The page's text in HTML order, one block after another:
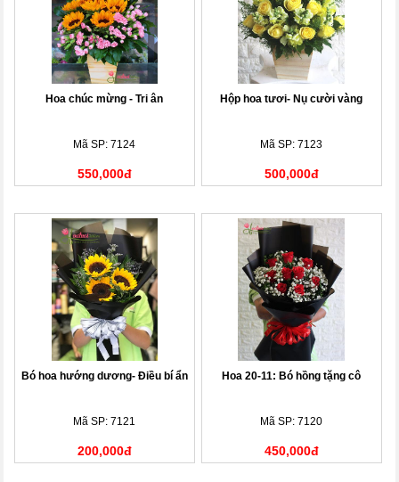
Hoa chúc mừng - Tri ân
Mã SP: 7124
550,000đ
Hộp hoa tươi- Nụ cười vàng
Mã SP: 7123
500,000đ
Bó hoa hướng dương- Điều bí ẩn
Mã SP: 7121
200,000đ
Hoa 20-11: Bó hồng tặng cô
Mã SP: 7120
450,000đ